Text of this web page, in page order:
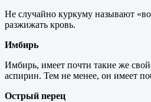
Не случайно куркуму называют
разжижать кровь.
Имбирь
Имбирь, имеет почти такие же
аспирин. Тем не менее, он имеет
Острый перец